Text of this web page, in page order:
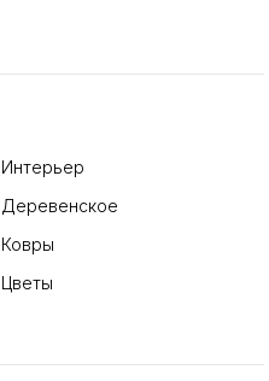
Интерьер
Деревенское
Ковры
Цветы